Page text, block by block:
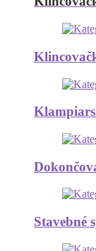
Stavebné